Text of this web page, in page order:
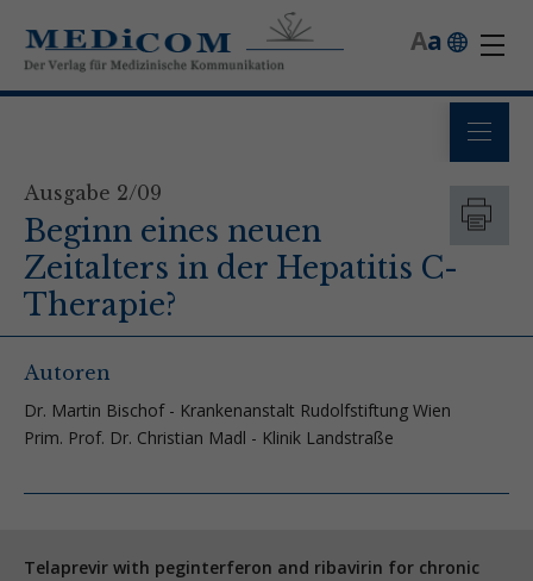
a
A
Ausgabe 2/09
Beginn eines neuen
Zeitalters in der Hepatitis C-
Therapie?
Autoren
Dr. Martin Bischof - Krankenanstalt Rudolfstiftung Wien
Prim. Prof. Dr. Christian Madl - Klinik Landstraße
Telaprevir with peginterferon and ribavirin for chronic